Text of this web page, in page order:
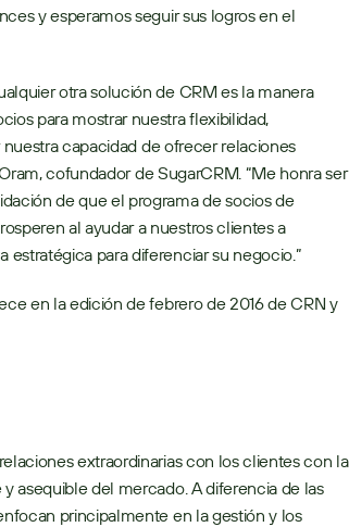
y esperamos seguir sus logros en el
otra solución de CRM es la manera
para mostrar nuestra flexibilidad,
capacidad de ofrecer relaciones
cofundador de SugarCRM. “Me honra ser
de que el programa de socios de
al ayudar a nuestros clientes a
para diferenciar su negocio.”
en la edición de febrero de 2016 de CRN y
asequible del mercado. A diferencia de las
principalmente en la gestión y los